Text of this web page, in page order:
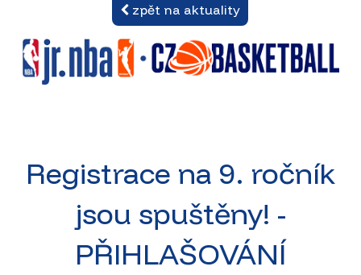
zpět na aktuality
Registrace na 9. ročník
jsou spuštěny! -
PŘIHLAŠOVÁNÍ